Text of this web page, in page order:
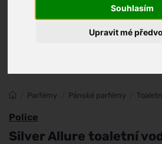
Souhlasím
Upravit mé
Parfémy Pánské parfémy
Police
Silver Allure toaletní